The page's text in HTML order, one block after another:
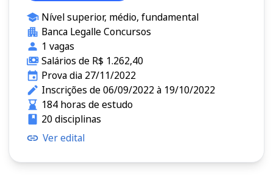
Nível superior, médio, fundamental
Banca Legalle Concursos
1 vagas
Salários de R$ 1.262,40
Prova dia 27/11/2022
Inscrições de 06/09/2022 à 19/10/2022
184 horas de estudo
20 disciplinas
Ver edital